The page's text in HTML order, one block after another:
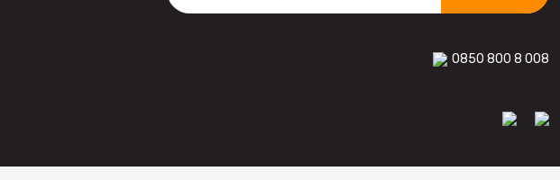
0850 800 8 008